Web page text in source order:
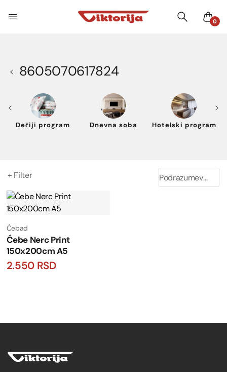
0
8605070617824
Dečiji program Dnevna soba Hotelski program
+ Filter Podrazumevano sortiranje
Ćebad
Ćebe Nerc Print
150x200cm A5
2.550 RSD